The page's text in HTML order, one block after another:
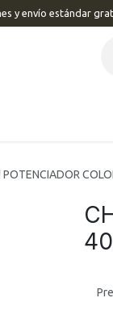
y envío estándar
POTENCIADOR